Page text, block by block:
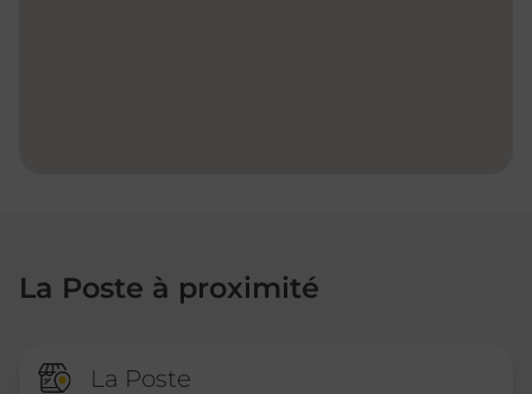
La Poste à proximité
La Poste